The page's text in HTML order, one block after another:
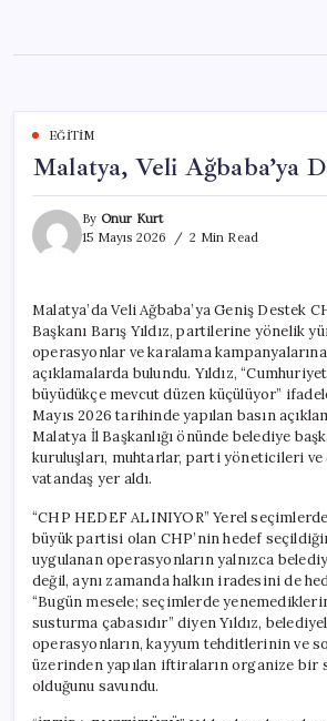
content
EĞITIM
Malatya, Veli Ağbaba’ya
By Onur Kurt
15 Mayıs 2026
2 Min Read
Malatya’da Veli Ağbaba’ya Geniş Destek
Başkanı Barış Yıldız, partilerine yönelik
operasyonlar ve karalama
açıklamalarda bulundu. Yıldız,
büyüdükçe mevcut düzen küçülüyor”
Mayıs 2026 tarihinde yapılan basın
Malatya İl Başkanlığı önünde belediye
kuruluşları, muhtarlar, parti yöneticileri ve
vatandaş yer aldı.
“CHP HEDEF ALINIYOR” Yerel
büyük partisi olan CHP’nin hedef
uygulanan operasyonların yalnızca
değil, aynı zamanda halkın iradesini de
“Bugün mesele; seçimlerde
susturma çabasıdır” diyen Yıldız,
operasyonların, kayyum tehditlerinin ve
üzerinden yapılan iftiraların organize bir
olduğunu savundu.